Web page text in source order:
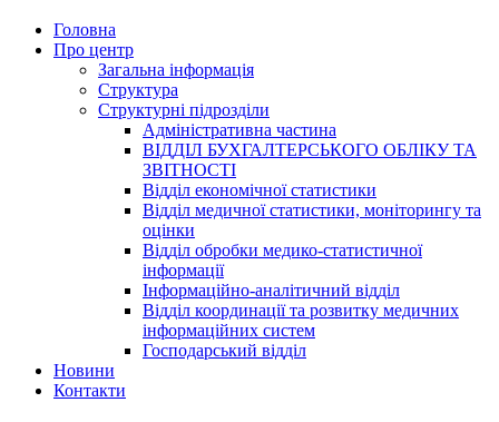
Головна
Про центр
Загальна інформація
Структура
Структурні підрозділи
Адміністративна частина
ВІДДІЛ БУХГАЛТЕРСЬКОГО ОБЛІКУ ТА
ЗВІТНОСТІ
Відділ економічної статистики
Відділ медичної статистики, моніторингу та
оцінки
Відділ обробки медико-статистичної
інформації
Інформаційно-аналітичний відділ
Відділ координації та розвитку медичних
інформаційних систем
Господарський відділ
Новини
Контакти